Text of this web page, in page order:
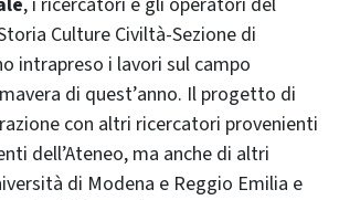
Culture Civiltà-Sezione di
intrapreso i lavori sul campo
di quest’anno. Il progetto di
con altri ricercatori provenienti
dell’Ateneo, ma anche di altri
di Modena e Reggio Emilia e